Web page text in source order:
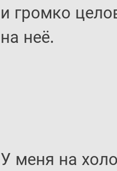
и громко
на неё.
У меня на